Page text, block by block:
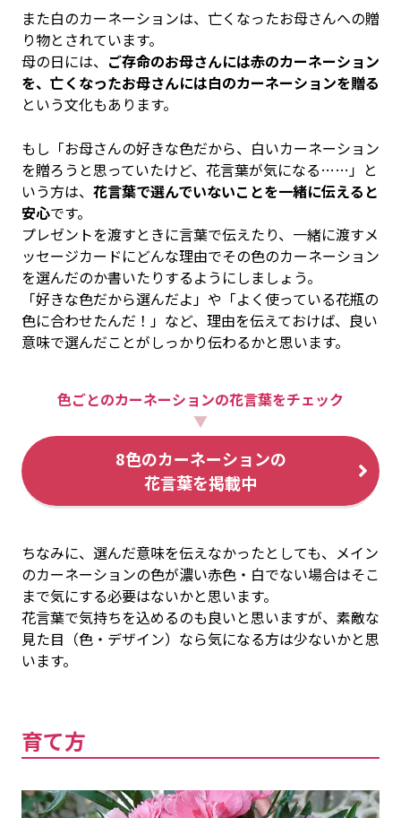
また白のカーネーションは、亡くなったお母さんへの贈
り物とされています。
母の日には、 ご存命のお母さんには赤のカーネーション
を、亡くなったお母さんには白のカーネーションを贈る
という文化もあります。
もし「お母さんの好きな色だから、白いカーネーション
を贈ろうと思っていたけど、花言葉が気になる……」と
いう方は、 花言葉で選んでいないことを一緒に伝えると
安心です。
プレゼントを渡すときに言葉で伝えたり、一緒に渡すメ
ッセージカードにどんな理由でその色のカーネーション
を選んだのか書いたりするようにしましょう。
「好きな色だから選んだよ」や「よく使っている花瓶の
色に合わせたんだ！」など、理由を伝えておけば、良い
意味で選んだことがしっかり伝わるかと思います。
色ごとのカーネーションの花言葉をチェック
▼
8色のカーネーションの
花言葉を掲載中
ちなみに、選んだ意味を伝えなかったとしても、メイン
のカーネーションの色が濃い赤色・白でない場合はそこ
まで気にする必要はないかと思います。
花言葉で気持ちを込めるのも良いと思いますが、素敵な
見た目（色・デザイン）なら気になる方は少ないかと思
います。
育て方